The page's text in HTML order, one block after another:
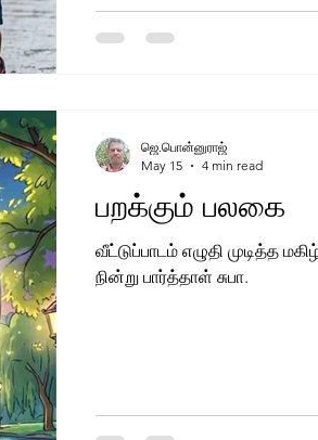
பறக்கும் பலகை
வீட்டுப்பாடம் எழுதி முடித்த
நின்று பார்த்தாள் சுபா.
ஜெ.பொன்னுராஜ்
May 15
4 min read